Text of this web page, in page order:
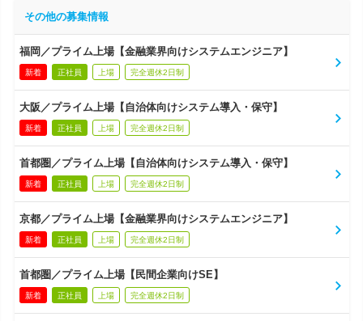
その他の募集情報
福岡／プライム上場【金融業界向けシステムエンジニア】
新着 正社員 上場 完全週休2日制
大阪／プライム上場【自治体向けシステム導入・保守】
新着 正社員 上場 完全週休2日制
首都圏／プライム上場【自治体向けシステム導入・保守】
新着 正社員 上場 完全週休2日制
京都／プライム上場【金融業界向けシステムエンジニア】
新着 正社員 上場 完全週休2日制
首都圏／プライム上場【民間企業向けSE】
新着 正社員 上場 完全週休2日制